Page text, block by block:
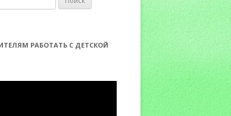
РАБОТАТЬ С ДЕТСКОЙ